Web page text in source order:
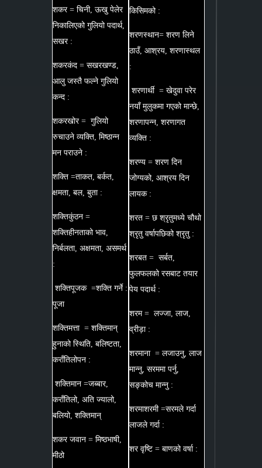
शकर = चिनी, ऊखु पेलेर
निकालिएको गुलियो पदार्थ,
सखर :
शकरकंद = सखरखण्ड,
आलु जस्तै फल्ने गुलियो
कन्द :
शकरखोर = गुलियो
रुचाउने व्यक्ति, मिष्ठान्न
मन पराउने :
शक्ति =ताकत, बर्कत,
क्षमता, बल, बुता :
शक्तिकुंठन =
शक्तिहीनताको भाव,
निर्बलता, अक्षमता, असमर्थ
:
शक्तिपूजक =शक्ति गर्ने :
पूजा
शक्तिमत्ता = शक्तिमान्
हुनाको स्थिति, बलिष्टता,
कराँतिलोपन :
शक्तिमान =जब्बार,
कराँतिलो, अति ज्यालो,
बलियो, शक्तिमान्
शकर जवान = मिष्ठभाषी,
मीठो
किसिमको :
शरणस्थान= शरण लिने
ठाउँ, आश्रय, शरणास्थल
:
शरणार्थी = खेदुवा परेर
नयाँ मुलुकमा गएको मान्छे,
शरणापन्न, शरणागत
व्यक्ति :
शरण्य = शरण दिन
जोग्यको, आश्रय दिन
लायक :
शरत = छ श्रृतुमध्ये चौथो
श्रृतु वर्षापछिको श्रृतु :
शरबत = सर्बत,
फुलफलको रसबाट तयार
पेय पदार्थ :
शरम = लज्जा, लाज,
व्रीड़ा :
शरमाना = लजाउनु, लाज
मान्नु, सरममा पर्नु,
सङ्कोच मान्नु :
शरमाशरमी =सरमले गर्दा
लाजले गर्दा :
शर वृष्टि = बाणको वर्षा :